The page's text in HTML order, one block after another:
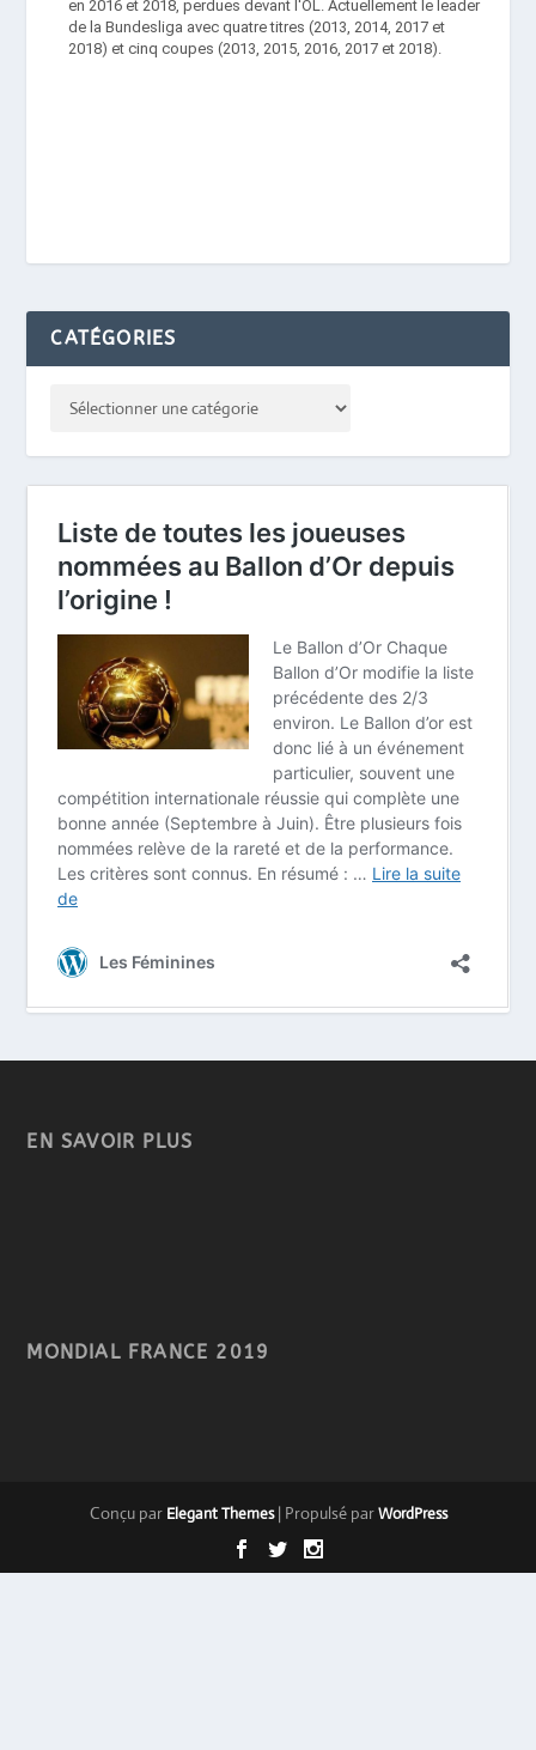
en 2016 et 2018, perdues devant l'OL. Actuellement le leader
de la Bundesliga avec quatre titres (2013, 2014, 2017 et
2018) et cinq coupes (2013, 2015, 2016, 2017 et 2018).
CATÉGORIES
EN SAVOIR PLUS
MONDIAL FRANCE 2019
Conçu par Elegant Themes| Propulsé parWordPress